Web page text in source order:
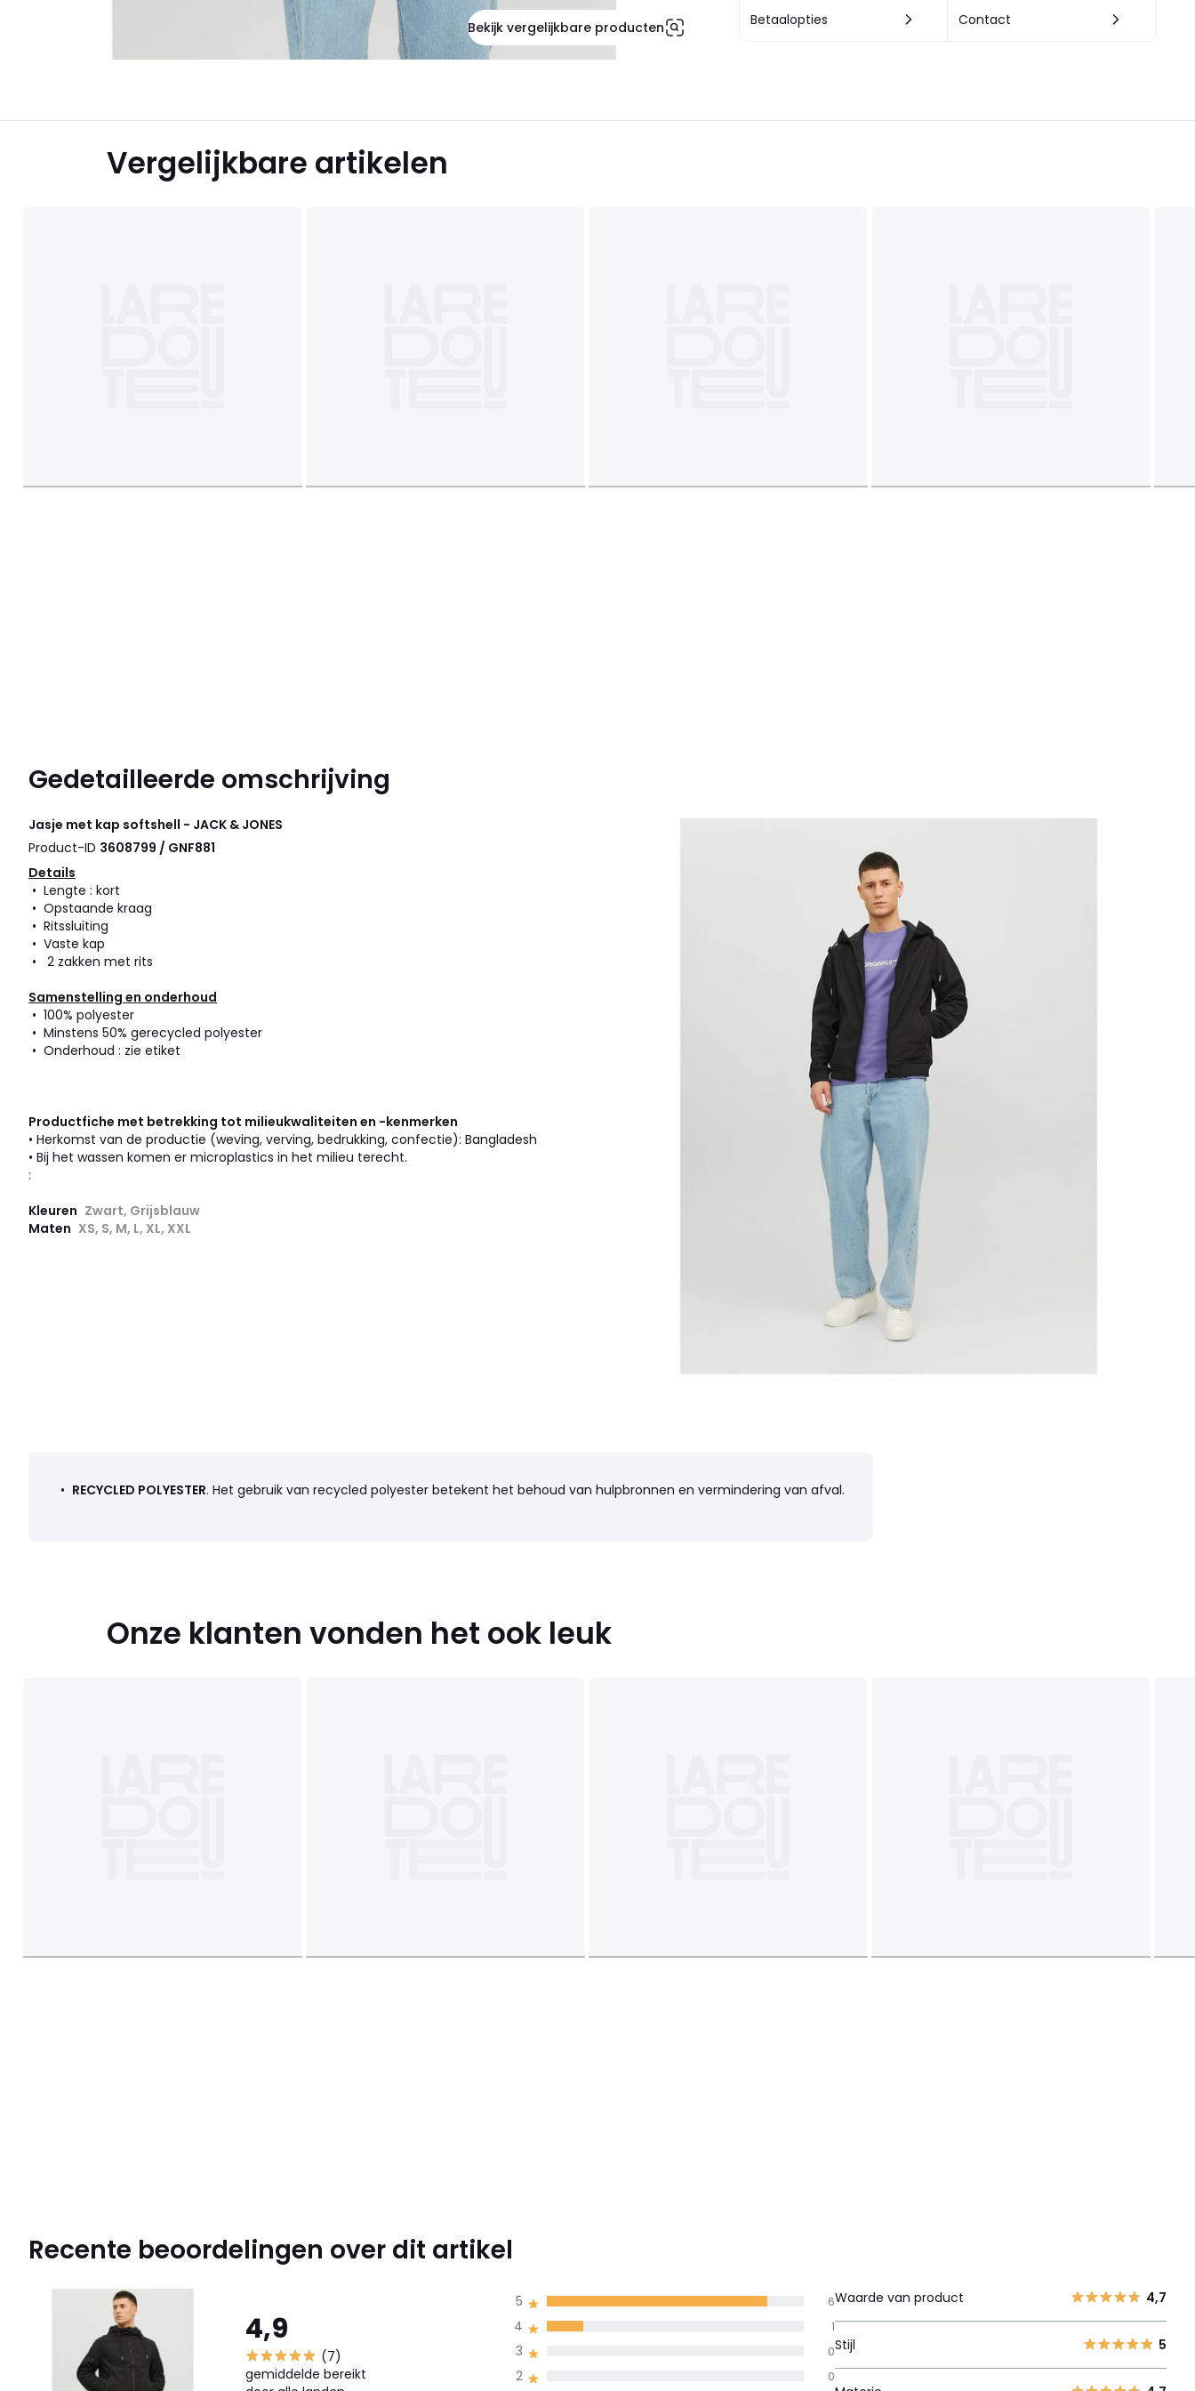
Bekijk vergelijkbare producten Betaalopties Contact
Vergelijkbare artikelen
Gedetailleerde omschrijving
Jasje met kap softshell - JACK & JONES
Product-ID 3608799 / GNF881
Details
• Lengte : kort
• Opstaande kraag
• Ritssluiting
• Vaste kap
• 2 zakken met rits
Samenstelling en onderhoud
• 100% polyester
• Minstens 50% gerecycled polyester
• Onderhoud : zie etiket
Productfiche met betrekking tot milieukwaliteiten en -kenmerken
• Herkomst van de productie (weving, verving, bedrukking, confectie): Bangladesh
• Bij het wassen komen er microplastics in het milieu terecht.
:
Kleuren Zwart, Grijsblauw
Maten XS, S, M, L, XL, XXL
• RECYCLED POLYESTER. Het gebruik van recycled polyester betekent het behoud van hulpbronnen en vermindering van afval.
Onze klanten vonden het ook leuk
Recente beoordelingen over dit artikel
4,9
(7)
gemiddelde bereikt
2 0
3 0
4 1
5 6Waarde van product 4,7
Stijl 5